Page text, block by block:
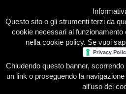
Home Presentazione
Questo sito o gli strumenti terzi da
cookie necessari al funzionamento
nella cookie policy. Se vuoi
Chiudendo questo banner,
un link o proseguendo la
all’uso dei